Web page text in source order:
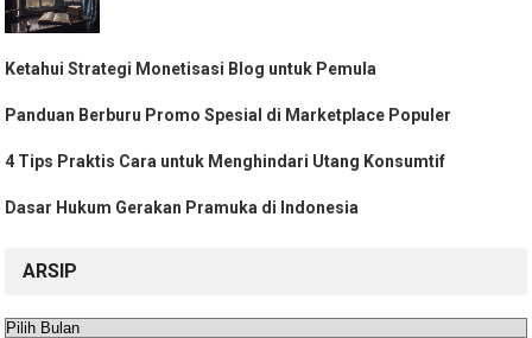
Ketahui Strategi Monetisasi Blog untuk Pemula
Panduan Berburu Promo Spesial di Marketplace Populer
4 Tips Praktis Cara untuk Menghindari Utang Konsumtif
Dasar Hukum Gerakan Pramuka di Indonesia
ARSIP
Arsip